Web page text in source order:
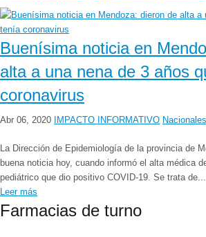
Buenísima noticia en
alta a una nena de 3 años
coronavirus
Abr 06, 2020 IMPACTO INFORMATIVO Nacionales
La Dirección de Epidemiología de la provincia de
buena noticia hoy, cuando informó el alta médica
pediátrico que dio positivo COVID-19. Se trata de...
Leer más
Farmacias de turno